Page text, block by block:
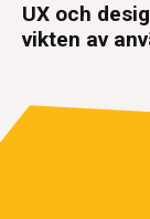
UX och
vikten av